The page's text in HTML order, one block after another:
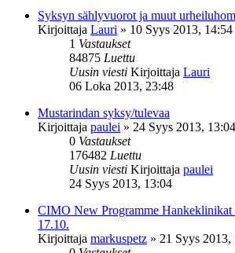
Syksyn sählyvuorot ja muut
Kirjoittaja Lauri » 10 Syys 2013, 14:54
1 Vastaukset
84875 Luettu
Uusin viesti Kirjoittaja Lauri
06 Loka 2013, 23:48
Mustarindan syksy/tulevaa
Kirjoittaja paulei » 24 Syys 2013, 13:04
0 Vastaukset
176482 Luettu
Uusin viesti Kirjoittaja paulei
24 Syys 2013, 13:04
CIMO New Programme Hankeklinikat
17.10.
Kirjoittaja markuspetz » 21 Syys 2013,